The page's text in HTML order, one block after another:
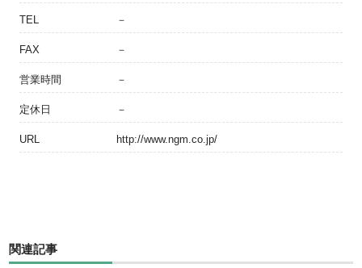
TEL －
FAX －
営業時間 －
定休日 －
URL http://www.ngm.co.jp/
関連記事